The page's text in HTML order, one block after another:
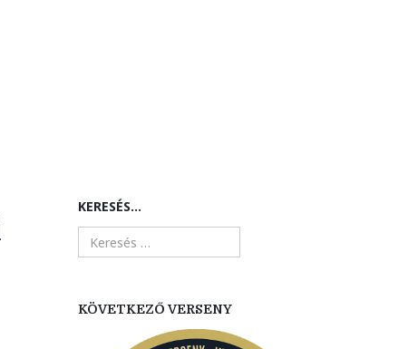
KERESÉS...
KÖVETKEZŐ VERSENY